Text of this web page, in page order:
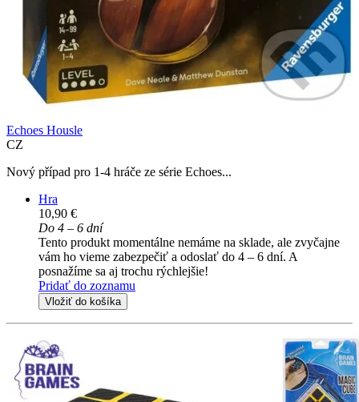
Echoes Housle
CZ
Nový případ pro 1-4 hráče ze série Echoes...
Hra
10,90 €
Do 4 – 6 dní
Tento produkt momentálne nemáme na sklade, ale zvyčajne
vám ho vieme zabezpečiť a odoslať do 4 – 6 dní. A
posnažíme sa aj trochu rýchlejšie!
Pridať do zoznamu
Vložiť do košíka